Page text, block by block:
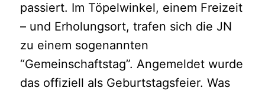
passiert. Im Töpelwinkel, einem Freizeit
– und Erholungsort, trafen sich die JN
zu einem sogenannten
“Gemeinschaftstag”. Angemeldet wurde
das offiziell als Geburtstagsfeier. Was